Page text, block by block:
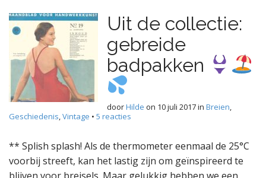
Uit de collectie:
gebreide
badpakken
doorHilde on 10 juli 2017in Breien,
Geschiedenis,Vintage • 5 reacties
** Splish splash! Als de thermometer eenmaal de 25°C
voorbij streeft, kan het lastig zijn om geïnspireerd te